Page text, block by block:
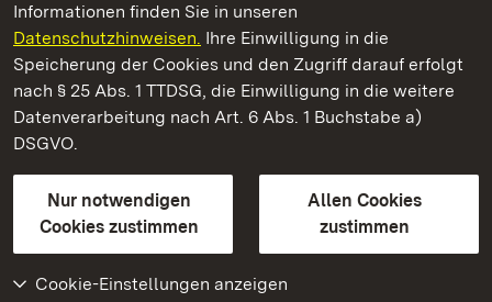
Informationen finden Sie in unseren
Datenschutzhinweisen. Ihre Einwilligung in die
Speicherung der Cookies und den Zugriff darauf erfolgt
nach § 25 Abs. 1 TTDSG, die Einwilligung in die weitere
Datenverarbeitung nach Art. 6 Abs. 1 Buchstabe a)
DSGVO.
Nur notwendigen
Cookies zustimmen
Allen Cookies
zustimmen
Cookie-Einstellungen anzeigen
Staatliche Schlösser und Gärten Baden‑Württemberg
Staatliche Schlösser und Gärten Baden-Württemberg
Kontakt
GebärdenspracheLeichte Sprache
Erklärung zur Barrierefreiheit
BITV-konform (geprüfte Seiten)
Weiteres